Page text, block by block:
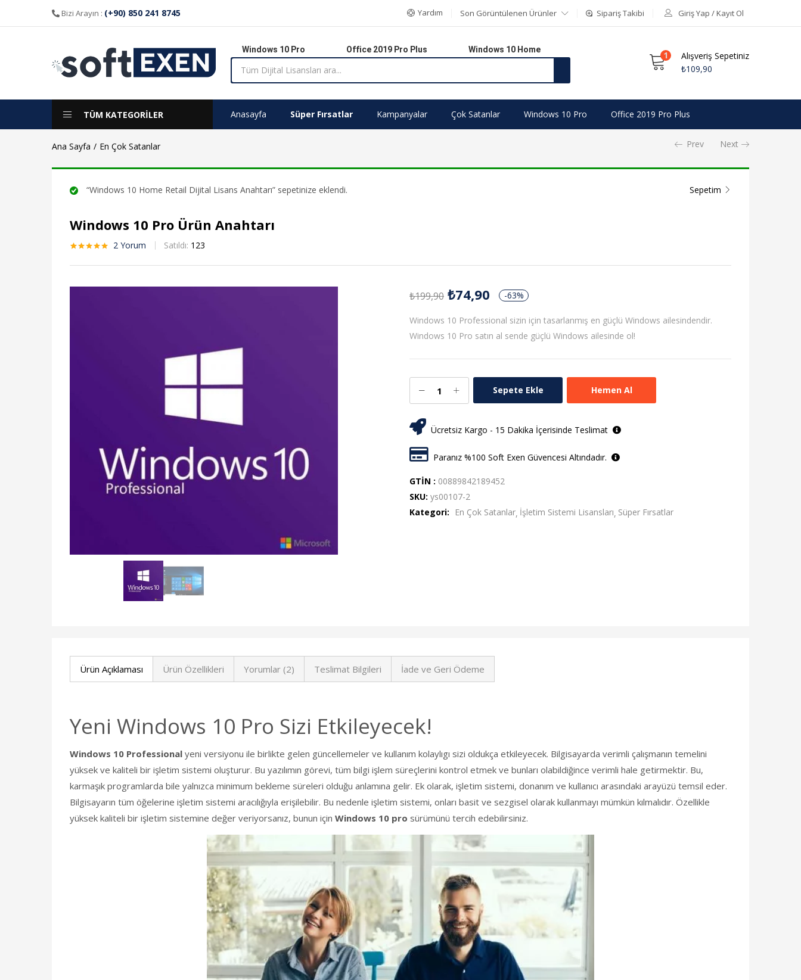
Bizi Arayın : (+90) 850 241 8745 Yardım Son Görüntülenen Ürünler Sipariş Takibi Giriş Yap / Kayıt Ol
Windows 10 Pro Office 2019 Pro Plus Windows 10 Home 1
Alışveriş Sepetiniz
₺109,90
TÜM KATEGORİLER Anasayfa Süper Fırsatlar Kampanyalar Çok Satanlar Windows 10 Pro Office 2019 Pro Plus
Ana Sayfa En Çok Satanlar Prev Next
“Windows 10 Home Retail Dijital Lisans Anahtarı” sepetinize eklendi. Sepetim
Windows 10 Pro Ürün Anahtarı
puanına
2 Yorum Satıldı: 123
₺199,90 ₺74,90 -63%
Windows 10 Professional sizin için tasarlanmış en güçlü Windows ailesindendir.
Windows 10 Pro satın al sende güçlü Windows ailesinde ol!
Sepete Ekle Hemen Al
Ücretsiz Kargo - 15 Dakika İçerisinde Teslimat
Paranız %100 Soft Exen Güvencesi Altındadır.
GTİN : 00889842189452
SKU: ys00107-2
Kategori:
En Çok Satanlar İşletim Sistemi Lisansları Süper Fırsatlar
Ürün Açıklaması Ürün Özellikleri Yorumlar (2) Teslimat Bilgileri İade ve Geri Ödeme
Yeni Windows 10 Pro Sizi Etkileyecek!
Windows 10 Professional yeni versiyonu ile birlikte gelen güncellemeler ve kullanım kolaylıgı sizi oldukça etkileyecek. Bilgisayarda verimli çalışmanın temelini
yüksek ve kaliteli bir işletim sistemi oluşturur. Bu yazılımın görevi, tüm bilgi işlem süreçlerini kontrol etmek ve bunları olabildiğince verimli hale getirmektir. Bu,
karmaşık programlarda bile yalnızca minimum bekleme süreleri olduğu anlamına gelir. Ek olarak, işletim sistemi, donanım ve kullanıcı arasındaki arayüzü temsil eder.
Bilgisayarın tüm öğelerine işletim sistemi aracılığıyla erişilebilir. Bu nedenle işletim sistemi, onları basit ve sezgisel olarak kullanmayı mümkün kılmalıdır. Özellikle
yüksek kaliteli bir işletim sistemine değer veriyorsanız, bunun için Windows 10 pro sürümünü tercih edebilirsiniz.